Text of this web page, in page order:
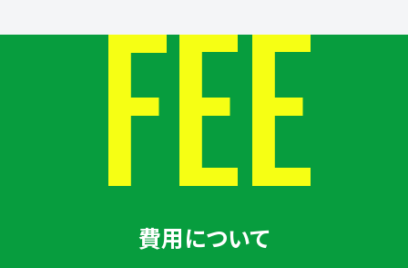
FEE
費用について